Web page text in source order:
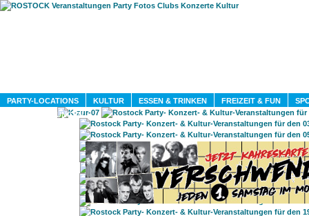
PARTY-LOCATIONS KULTUR ESSEN & TRINKEN FREIZEIT & FUN
DIENSTLEISTUNGEN